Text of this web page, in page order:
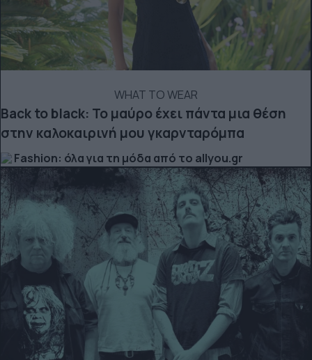
WHAT TO WEAR
Back to black: Το μαύρο έχει πάντα μια θέση
στην καλοκαιρινή μου γκαρνταρόμπα
Fashion: όλα για τη μόδα από το allyou.gr